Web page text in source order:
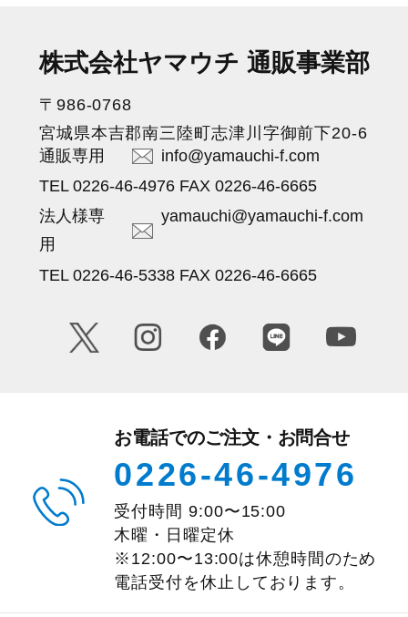
株式会社ヤマウチ 通販事業部
〒986-0768
宮城県本吉郡南三陸町志津川字御前下20-6
通販専用
info@yamauchi-f.com
TEL 0226-46-4976 FAX 0226-46-6665
法人様専
用
yamauchi@yamauchi-f.com
TEL 0226-46-5338 FAX 0226-46-6665
お電話でのご注文・お問合せ
0226-46-4976
受付時間 9:00〜15:00
木曜・日曜定休
※12:00〜13:00は休憩時間のため
電話受付を休止しております。